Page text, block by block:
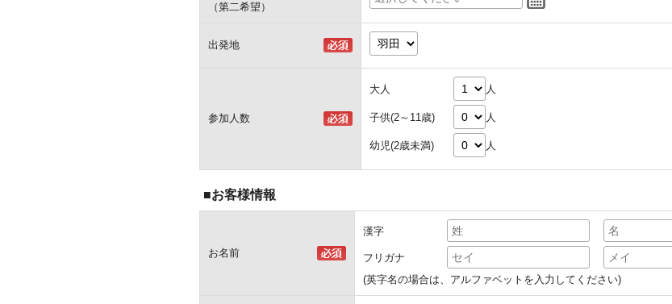
（第二希望）
出発地
参加人数
大人 人
子供(2～11歳) 人
幼児(2歳未満) 人
■お客様情報
お名前
漢字
フリガナ
(英字名の場合は、アルファベットを入力してください)